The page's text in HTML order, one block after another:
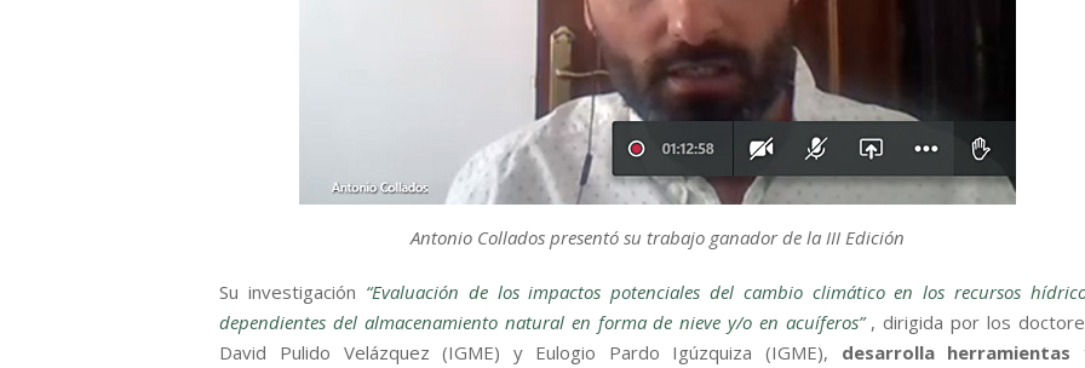
Antonio Collados presentó su trabajo ganador de la III Edición
Su investigación “Evaluación de los impactos potenciales del cambio climático en los recursos
dependientes del almacenamiento natural en forma de nieve y/o en acuíferos”, dirigida por los
David Pulido Velázquez (IGME) y Eulogio Pardo Igúzquiza (IGME), desarrolla herramientas